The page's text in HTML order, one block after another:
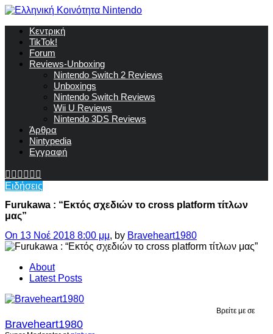
Κεντρική
TikTok!
Forum
Reviews-Unboxing
Nintendo Switch 2 Reviews
Unboxings
Nintendo Switch Reviews
Wii U Reviews
Nintendo 3DS Reviews
Άρθρα
Nintypedia
Εγγραφή
Ειδήσεις
Furukawa : “Εκτός σχεδιών το cross platform τίτλων
μας”
On 13 Νοέ 2018 8:00 μμ, by Braveheart1980
About
Latest Posts
Βρείτε με σε
Braveheart1980